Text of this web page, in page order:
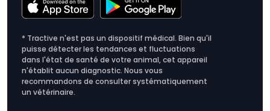
* Tractive n'est pas un dispositif médical. Bien qu'il
puisse détecter les tendances et fluctuations
dans l'état de santé de votre animal, cet appareil
n'établit aucun diagnostic. Nous vous
recommandons de consulter systématiquement
un vétérinaire.